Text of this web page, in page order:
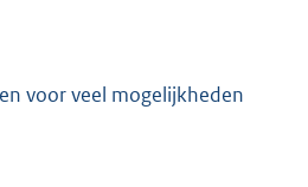
voor veel mogelijkheden